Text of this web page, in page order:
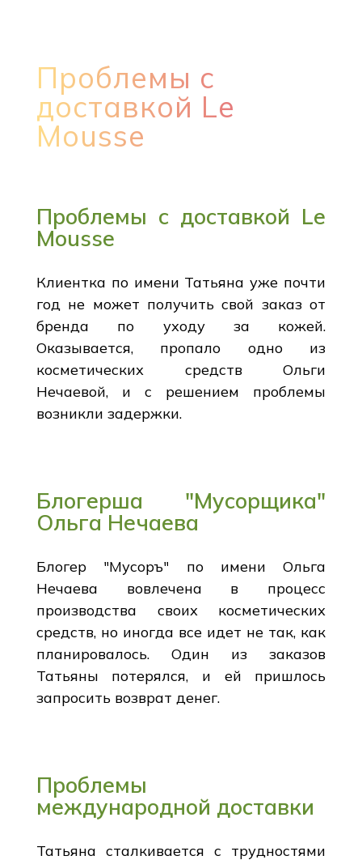
Проблемы с
доставкой Le
Mousse
Проблемы с доставкой Le
Mousse
Клиентка по имени Татьяна уже почти
год не может получить свой заказ от
бренда по уходу за кожей.
Оказывается, пропало одно из
косметических средств Ольги
Нечаевой, и с решением проблемы
возникли задержки.
Блогерша "Мусорщика"
Ольга Нечаева
Блогер "Мусоръ" по имени Ольга
Нечаева вовлечена в процесс
производства своих косметических
средств, но иногда все идет не так, как
планировалось. Один из заказов
Татьяны потерялся, и ей пришлось
запросить возврат денег.
Проблемы
международной доставки
Татьяна сталкивается с трудностями